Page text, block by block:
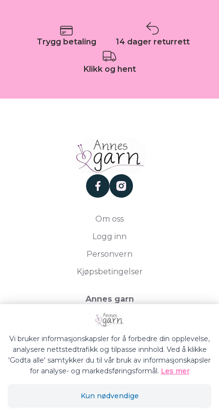
Trygg betaling 14 dager returrett
Klikk og hent
facebookinstagram
Om oss
Logg inn
Personvern
Kjøpsbetingelser
Annes garn
Storgata 19, 2750 Gran
Org.nr. 994050613
Vi bruker informasjonskapsler for å forbedre din opplevelse,
analysere nettstedtrafikk og tilpasse innhold. Ved å klikke
'Godta alle' samtykker du til vår bruk av informasjonskapsler
for analyse- og markedsføringsformål. Les mer
Kun nødvendige